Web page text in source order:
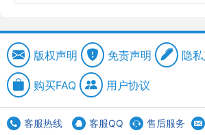
版权声明 免责声明 隐
购买FAQ 用户协议
客服热线 客服QQ 售后服务